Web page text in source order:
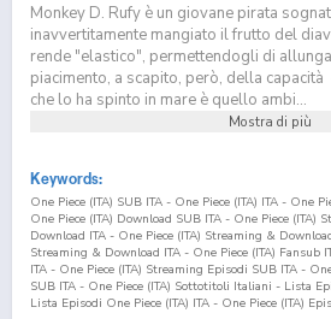
Monkey D. Rufy è un giovane pirata
inavvertitamente mangiato il frutto del
rende "elastico", permettendogli di
piacimento, a scapito, però, della
che lo ha spinto in mare è quello ambi...
Mostra di più
Keywords:
One Piece (ITA) SUB ITA - One Piece (ITA) ITA - One
One Piece (ITA) Download SUB ITA - One Piece (ITA)
Download ITA - One Piece (ITA) Streaming &
Streaming & Download ITA - One Piece (ITA) Fansub
ITA - One Piece (ITA) Streaming Episodi SUB ITA -
SUB ITA - One Piece (ITA) Sottotitoli Italiani - Lista
Lista Episodi One Piece (ITA) ITA - One Piece (ITA)